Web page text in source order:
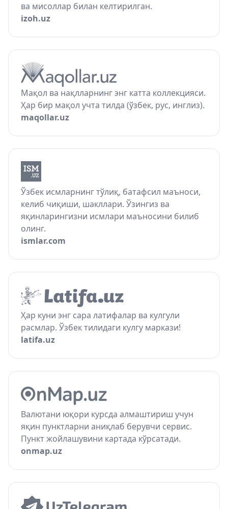
ва мисоллар билан келтирилган.
izoh.uz
Мақол ва нақлларнинг энг катта коллекцияси.
Ҳар бир мақол учта тилда (ўзбек, рус, инглиз).
maqollar.uz
Ўзбек исмларнинг тўлиқ, батафсил маъноси,
келиб чиқиши, шакллари. Ўзингиз ва
яқинларингизни исмлари маъносини билиб
олинг.
ismlar.com
Ҳар куни энг сара латифалар ва кулгули
расмлар. Ўзбек тилидаги кулгу маркази!
latifa.uz
Валютани юқори курсда алмаштириш учун
яқин пунктларни аниқлаб берувчи сервис.
Пункт жойлашувини картада кўрсатади.
onmap.uz